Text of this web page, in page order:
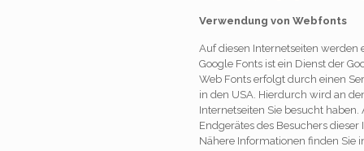
Verwendung von Webfonts
Auf diesen Internetseiten werden
Google Fonts ist ein Dienst der
Web Fonts erfolgt durch einen
in den USA. Hierdurch wird an
Internetseiten Sie besucht
Endgerätes des Besuchers
Nähere Informationen finden Sie